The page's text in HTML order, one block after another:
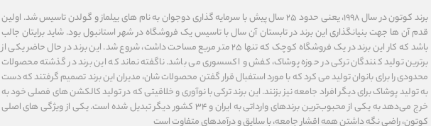
برند کوتون در سال ۱۹۹۸، یعنی حدود ۲۵ سال پیش با سرمایه گذاری دوجوان به نام های ییلماز و گولدن تاسیس شد. اولین
قدم آن ها جهت بنیانگذاری این برند در تابستان آن سال با تاسیس یک فروشگاه در شهر استانبول بود. شاید برایتان جالب
باشد که کار این برند در یک فروشگاه کوچک که تنها ۲۵ متر مربع مساحت داشت، شروع شد. این برند در حال حاضر یکی از
برترین تولید کنندگان ترکی در حوزه پوشاک، کفش و اکسسوری می باشد. ناگفته نماند که این برند در گذشته محصولات
محدودی را برای بانوان تولید می کرد که با مورد استفبال قرار گفتن محصولات شان، مدیران این برند تصمیم گرفتند که دست
به تولید پوشاک برای دیگر افراد جامعه نیز بزنند. این برند ترکی با نوآوری ‌و خلاقیتی که در تولید کالکشن های فصلی خود به
خرج می‌دهد به یکی از محبوب‌ترین برندهای وارداتی به ایران و ۳۴ کشور دیگر تبدیل شده‌ است. یکی از ویژگی های اصلی
کوتون، راضی نگه داشتن همه اقشار جامعه، با سلایق و درآمدهای متفاوت است